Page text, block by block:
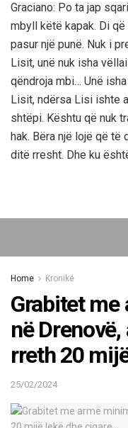
Graciano: Po ta jap
mbyll këtë kapak. Di
pasur një punë. Nuk i
Lisit, unë nuk isha
qëndroja mbi… Unë
Lisit, ndërsa Lisi ishte
shtëpi. Kështu që nuk
hak. Bëra një lojë që të
ditë rresht. Dhe ku
Home Kronikë
Grabitet
në
rreth 20
25/02/2024